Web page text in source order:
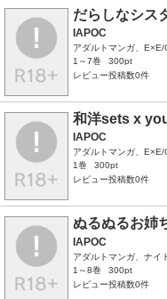
だらしなシス
IAPOC
アダルトマンガ、E×E/
1～7巻
300pt
レビュー投稿数0件
和洋sets x
IAPOC
アダルトマンガ、E×E/
1巻
300pt
レビュー投稿数0件
ぬるぬるお姉
IAPOC
アダルトマンガ、ナイ
1～8巻
300pt
レビュー投稿数0件